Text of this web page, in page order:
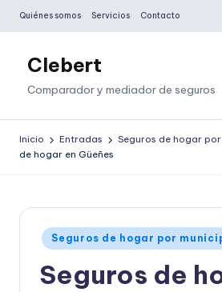
Saltar
contenido
Quiénes somos Servicios Contacto
Clebert
Comparador y mediador de seguros
Inicio Entradas Seguros de hogar
de hogar en Güeñes
Publicado
en
Seguros de hogar por
Seguros de